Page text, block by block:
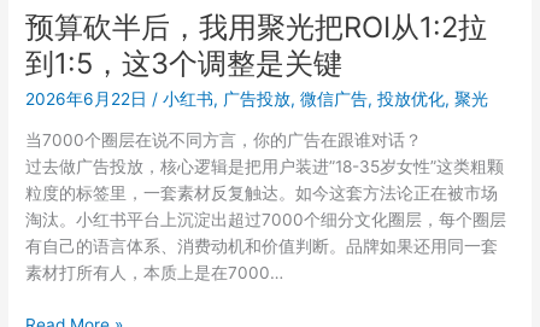
化
运
营
年
广
告
投
我
发
现
小
红
书
预算砍半后，我用聚光把ROI从1:2拉
到1:5，这3个调整是关键
2026年6月22日 /小红书, 广告投放,微信广告,投放优化,聚光
当7000个圈层在说不同方言，你的广告在跟谁对话？
过去做广告投放，核心逻辑是把用户装进”18-35岁女性”这类粗颗
粒度的标签里，一套素材反复触达。如今这套方法论正在被市场
淘汰。小红书平台上沉淀出超过7000个细分文化圈层，每个圈层
有自己的语言体系、消费动机和价值判断。品牌如果还用同一套
素材打所有人，本质上是在7000…
预